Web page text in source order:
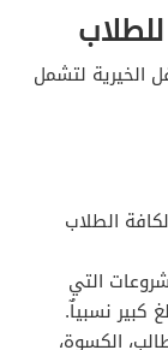
الخيرية لتشمل
الطلاب
التي
نسبياٌ.
الكسوة،